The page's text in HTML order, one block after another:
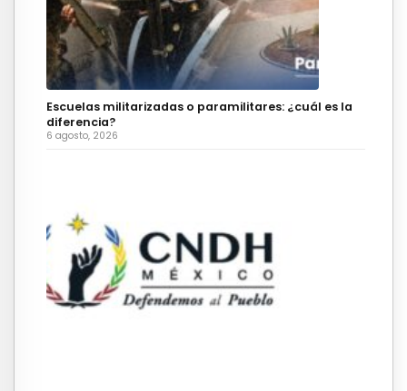
Escuelas militarizadas o paramilitares: ¿cuál es la
diferencia?
6 agosto, 2026